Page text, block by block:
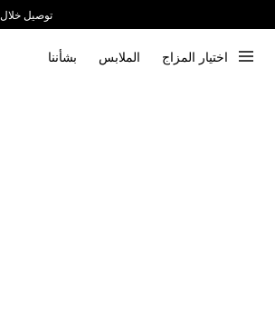
توصيل خلال 7 أيام إلى جميع دول الخليج
اختيار المزاج الملابس بشأننا